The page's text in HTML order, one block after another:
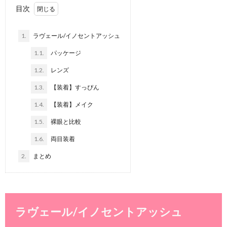
目次
1. ラヴェール/イノセントアッシュ
1.1. パッケージ
1.2. レンズ
1.3. 【装着】すっぴん
1.4. 【装着】メイク
1.5. 裸眼と比較
1.6. 両目装着
2. まとめ
ラヴェール/イノセントアッシュ